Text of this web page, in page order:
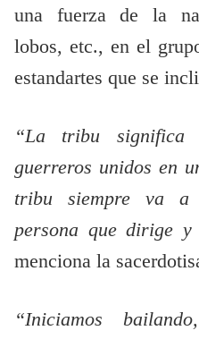
una fuerza de la
lobos, etc., en el
estandartes que se
“La tribu
guerreros unidos en
tribu siempre va
persona que dirige y
menciona la
“Iniciamos